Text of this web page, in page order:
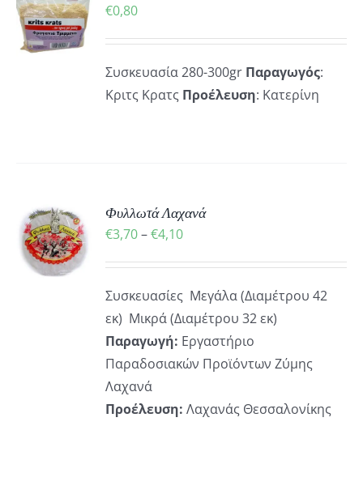
€0,80
Συσκευασία 280-300gr Παραγωγός:
Κριτς Κρατς Προέλευση: Κατερίνη
Φυλλωτά Λαχανά
€3,70–€4,10Price
through
€4,10
Συσκευασίες Μεγάλα (Διαμέτρου 42
εκ) Μικρά (Διαμέτρου 32 εκ)
Παραγωγή: Εργαστήριο
Παραδοσιακών Προϊόντων Ζύμης
Λαχανά
Προέλευση: Λαχανάς Θεσσαλονίκης